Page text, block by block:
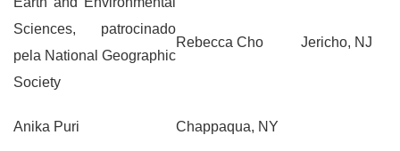
Sciences, patrocinado
pela National Geographic
Society
Rebecca Cho Jericho, NJ
Anika Puri Chappaqua, NY